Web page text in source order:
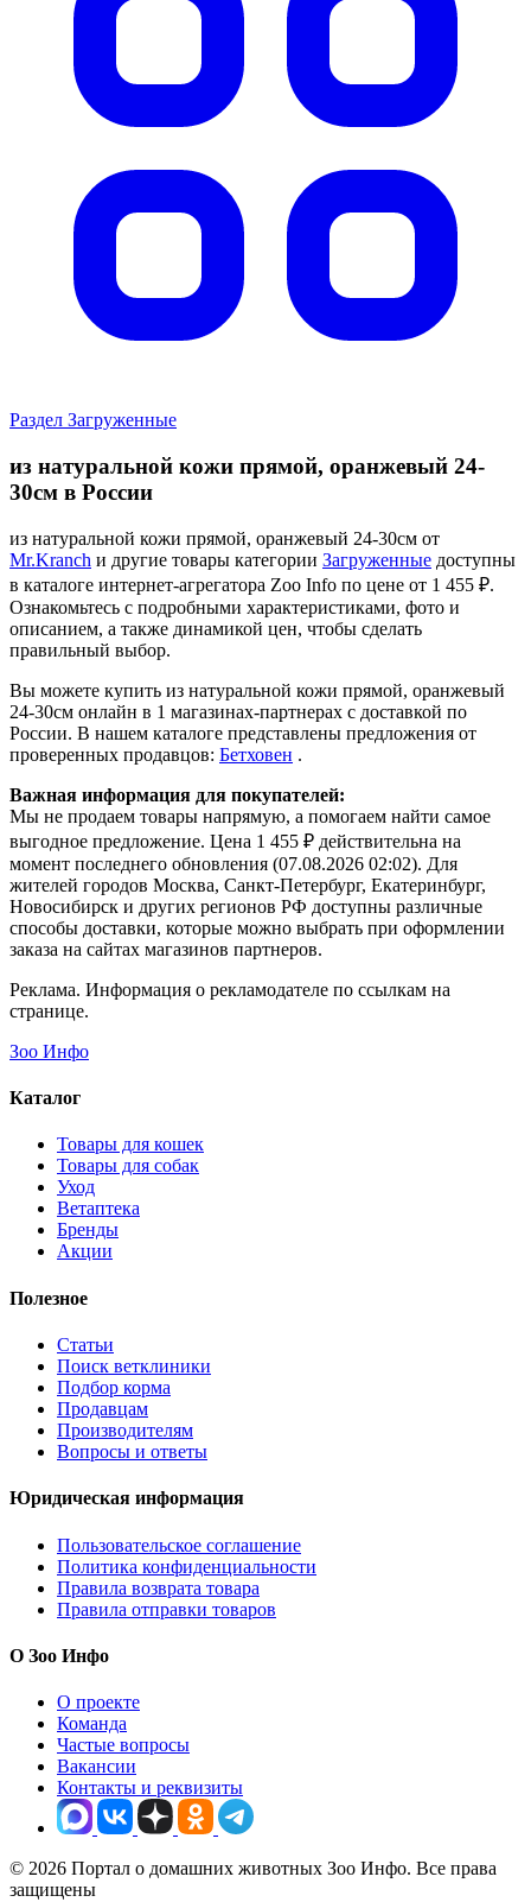
Раздел Загруженные
из натуральной кожи прямой, оранжевый 24-
30см в России
из натуральной кожи прямой, оранжевый 24-30см от
Mr.Kranch и другие товары категории Загруженные доступны
в каталоге интернет-агрегатора Zoo Info по цене от 1 455 ₽.
Ознакомьтесь с подробными характеристиками, фото и
описанием, а также динамикой цен, чтобы сделать
правильный выбор.
Вы можете купить из натуральной кожи прямой, оранжевый
24-30см онлайн в 1 магазинах-партнерах с доставкой по
России. В нашем каталоге представлены предложения от
проверенных продавцов: Бетховен .
Важная информация для покупателей:
Мы не продаем товары напрямую, а помогаем найти самое
выгодное предложение. Цена 1 455 ₽ действительна на
момент последнего обновления (07.08.2026 02:02). Для
жителей городов Москва, Санкт-Петербург, Екатеринбург,
Новосибирск и других регионов РФ доступны различные
способы доставки, которые можно выбрать при оформлении
заказа на сайтах магазинов партнеров.
Реклама. Информация о рекламодателе по ссылкам на
странице.
Зоо Инфо
Каталог
Товары для кошек
Товары для собак
Уход
Ветаптека
Бренды
Акции
Полезное
Статьи
Поиск ветклиники
Подбор корма
Продавцам
Производителям
Вопросы и ответы
Юридическая информация
Пользовательское соглашение
Политика конфиденциальности
Правила возврата товара
Правила отправки товаров
О Зоо Инфо
О проекте
Команда
Частые вопросы
Вакансии
Контакты и реквизиты
© 2026 Портал о домашних животных Зоо Инфо. Все права
защищены